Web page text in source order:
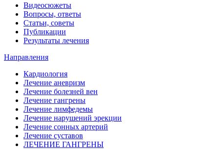
Видеосюжеты
Вопросы, ответы
Статьи, советы
Публикации
Результаты лечения
Направления
Кардиология
Лечение аневризм
Лечение болезней вен
Лечение гангрены
Лечение лимфедемы
Лечение нарушений эрекции
Лечение сонных артерий
Лечение суставов
ЛЕЧЕНИЕ ГАНГРЕНЫ